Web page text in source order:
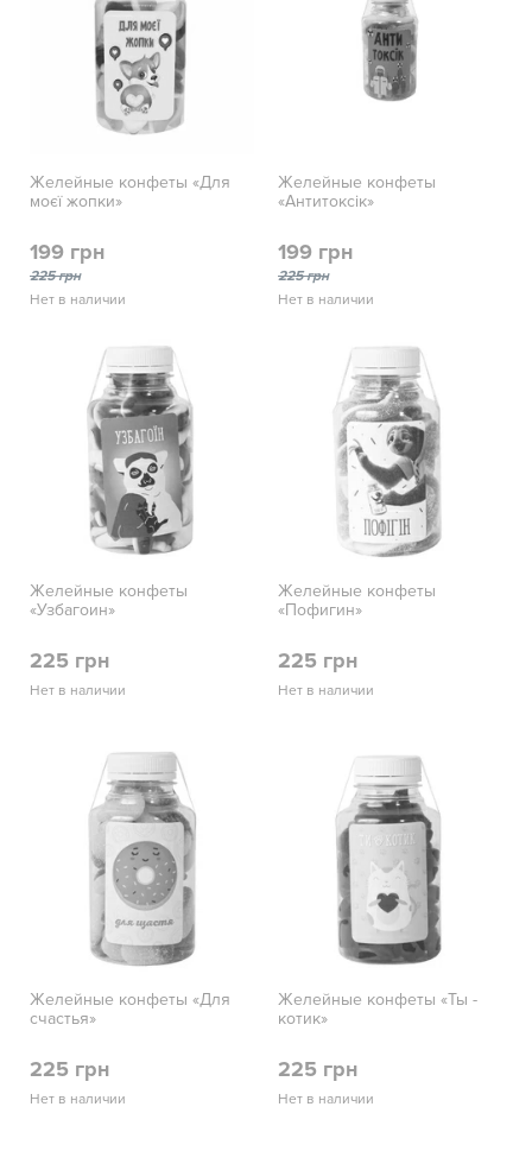
Желейные конфеты «Для
моєї жопки»
199 грн
225 грн
Нет в наличии
Желейные конфеты
«Антитоксік»
199 грн
225 грн
Нет в наличии
Желейные конфеты
«Узбагоин»
225 грн
Нет в наличии
Желейные конфеты
«Пофигин»
225 грн
Нет в наличии
Желейные конфеты «Для
счастья»
225 грн
Нет в наличии
Желейные конфеты «Ты -
котик»
225 грн
Нет в наличии